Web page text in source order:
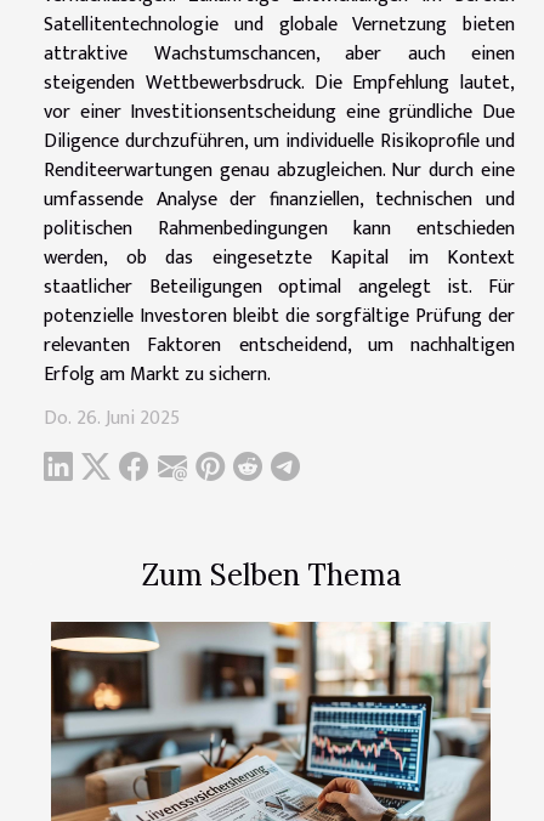
Zum Selben Thema
Satellitentechnologie und globale Vernetzung bieten
attraktive Wachstumschancen, aber auch einen
steigenden Wettbewerbsdruck. Die Empfehlung lautet,
vor einer Investitionsentscheidung eine gründliche Due
Diligence durchzuführen, um individuelle Risikoprofile und
Renditeerwartungen genau abzugleichen. Nur durch eine
umfassende Analyse der finanziellen, technischen und
politischen Rahmenbedingungen kann entschieden
werden, ob das eingesetzte Kapital im Kontext
staatlicher Beteiligungen optimal angelegt ist. Für
potenzielle Investoren bleibt die sorgfältige Prüfung der
relevanten Faktoren entscheidend, um nachhaltigen
Erfolg am Markt zu sichern.
Do. 26. Juni 2025